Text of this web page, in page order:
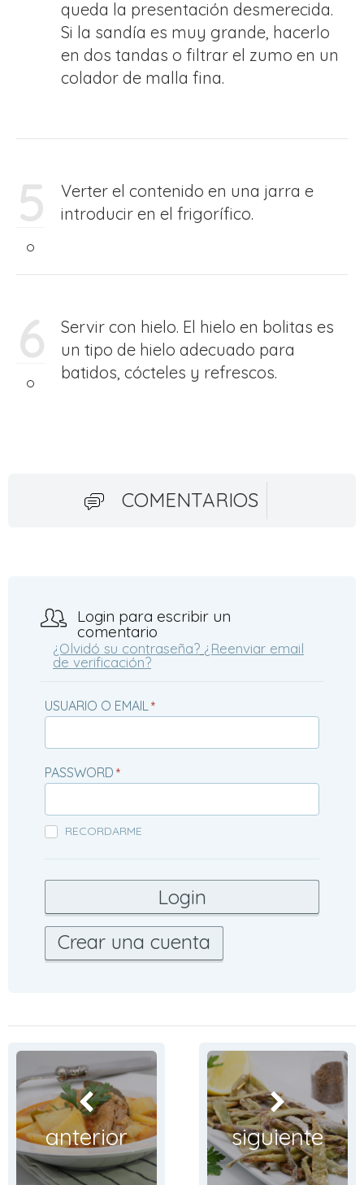
queda la presentación desmerecida.
Si la sandía es muy grande, hacerlo
en dos tandas o filtrar el zumo en un
colador de malla fina.
5
Verter el contenido en una jarra e
introducir en el frigorífico.
6
Servir con hielo. El hielo en bolitas es
un tipo de hielo adecuado para
batidos, cócteles y refrescos.
COMENTARIOS
Login para escribir un
comentario
¿Olvidó su contraseña? ¿Reenviar email
de verificación?
USUARIO O EMAIL *
PASSWORD *
RECORDARME
Crear una cuenta
anterior siguiente